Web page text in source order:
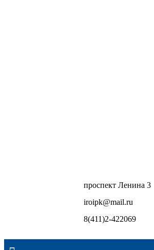
Республиканский форум:
традиции и новые
проспект Ленина 3
iroipk@mail.ru
8(411)2-422069